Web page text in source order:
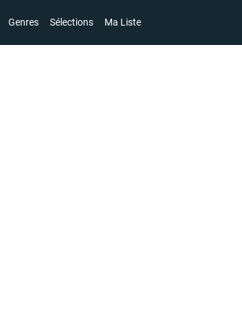
Genres Sélections Ma Liste